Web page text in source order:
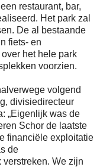
restaurant, bar,
Het park zal
De al bestaande
fiets- en
het hele park
voorzien.
volgend
divisiedirecteur
„Eigenlijk was de
Schor de laatste
financiële exploitatie
de
We zijn